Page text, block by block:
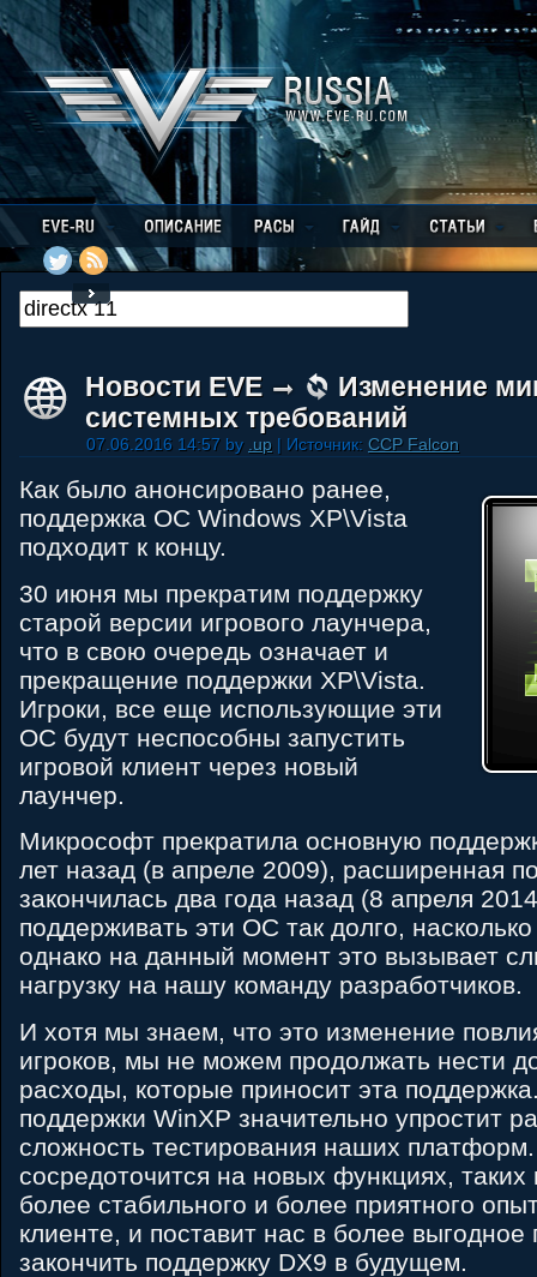
Новости EVE
Изменение
системных требований
07.06.2016 14:57 by .up | Источник: CCP Falcon
Как было анонсировано ранее,
поддержка ОС Windows XP\Vista
подходит к концу.
30 июня мы прекратим поддержку
старой версии игрового лаунчера,
что в свою очередь означает и
прекращение поддержки XP\Vista.
Игроки, все еще использующие эти
ОС будут неспособны запустить
игровой клиент через новый
лаунчер.
Микрософт прекратила основную
лет назад (в апреле 2009), расширенная
закончилась два года назад (8 апреля
поддерживать эти ОС так долго,
однако на данный момент это вызывает
нагрузку на нашу команду разработчиков.
И хотя мы знаем, что это изменение
игроков, мы не можем продолжать нести
расходы, которые приносит эта
поддержки WinXP значительно упростит
сложность тестирования наших
сосредоточится на новых функциях, таких
более стабильного и более приятного
клиенте, и поставит нас в более
закончить поддержку DX9 в будущем.